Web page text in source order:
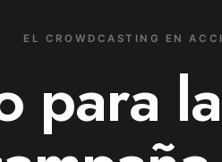
EL CROWDCASTING EN
para